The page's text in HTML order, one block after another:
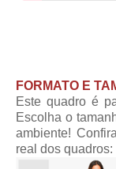
FORMATO E
Este quadro é
Escolha o
ambiente!
real dos quadros: